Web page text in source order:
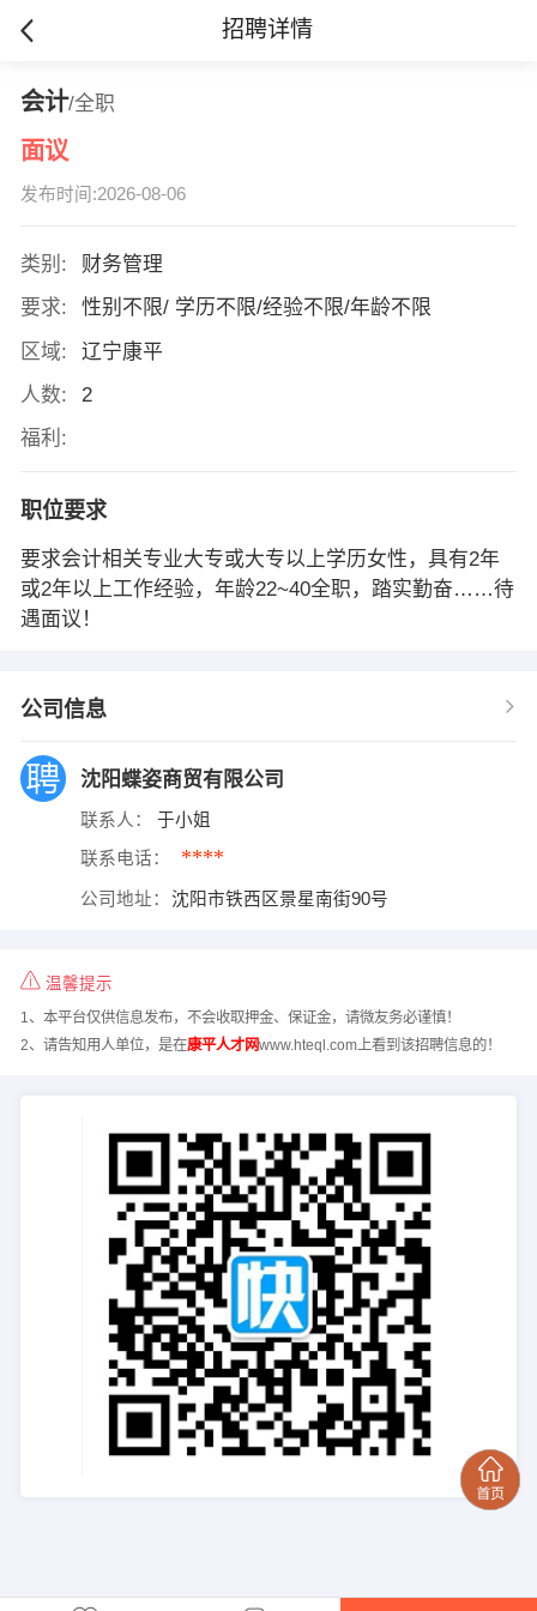
招聘详情
会计/全职
面议
发布时间:2026-08-06
类别:
财务管理
要求:
性别不限/ 学历不限/经验不限/年龄不限
区域:
辽宁康平
人数:
2
福利:
职位要求
要求会计相关专业大专或大专以上学历女性，具有2年
或2年以上工作经验，年龄22~40全职，踏实勤奋……待
遇面议！
公司信息
沈阳蝶姿商贸有限公司
联系人： 于小姐
联系电话： ****
公司地址： 沈阳市铁西区景星南街90号
温馨提示
1、本平台仅供信息发布，不会收取押金、保证金，请微友务必谨慎！
2、请告知用人单位，是在康平人才网www.hteql.com上看到该招聘信息的！